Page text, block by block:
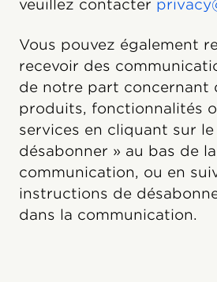
veuillez contacter
Vous pouvez également
recevoir des
de notre part concernant
produits, fonctionnalités
services en cliquant sur le
désabonner » au bas de la
communication, ou en
instructions de
dans la communication.